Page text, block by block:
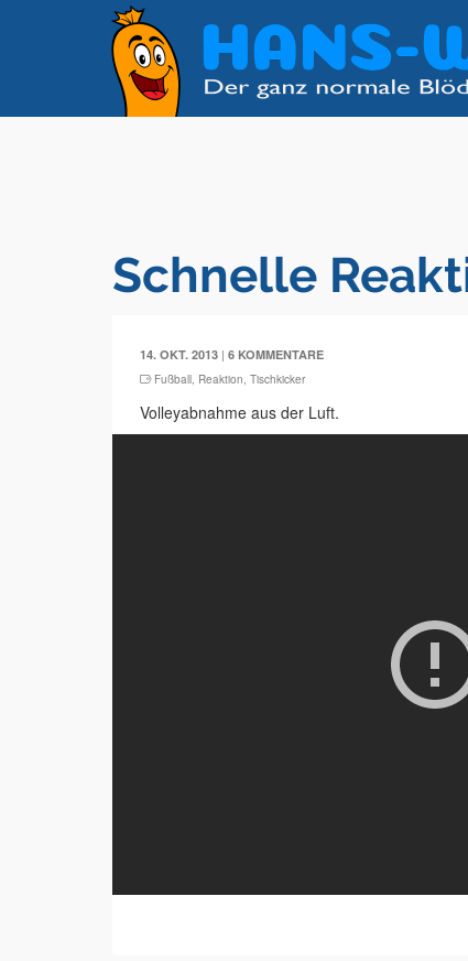
Schnelle
14. OKT. 2013 | 6 KOMMENTARE
Fußball, Reaktion, Tischkicker
Volleyabnahme aus der Luft.